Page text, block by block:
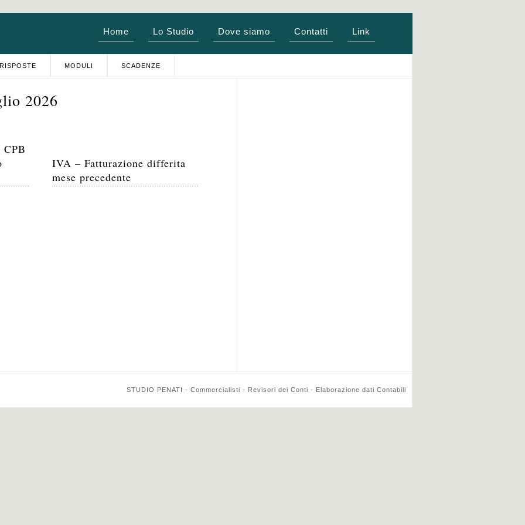
Home Lo Studio Dove siamo Contatti Link
MODULI SCADENZE
2026
IVA – Fatturazione differita
mese precedente
STUDIO PENATI - Commercialisti - Revisori dei Conti - Elaborazione dati Contabili